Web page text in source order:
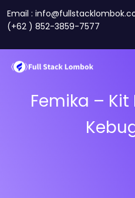
Email :
(+62 ) 852-3859-7577
Femika –